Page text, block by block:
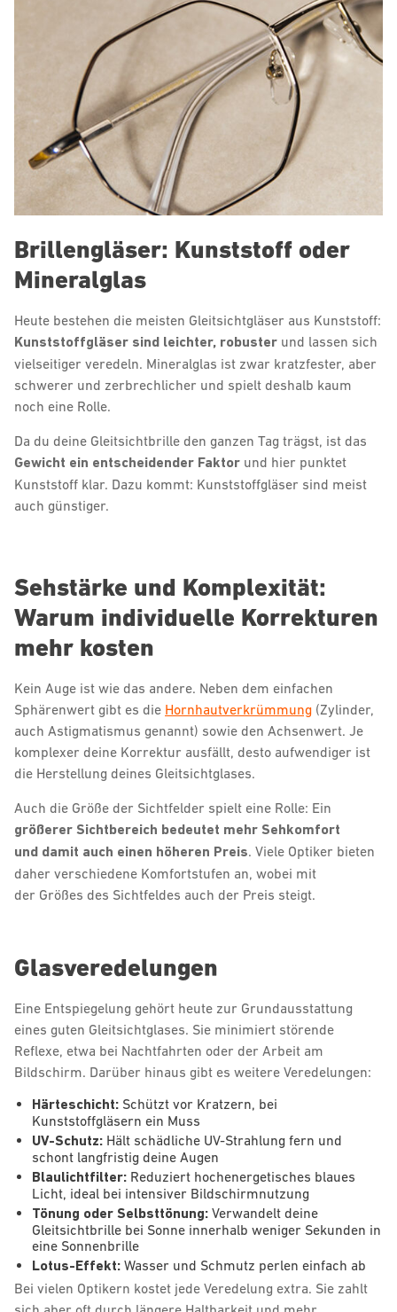
Brillengläser: Kunststoff oder
Mineralglas
Heute bestehen die meisten Gleitsichtgläser aus Kunststoff:
Kunststoffgläser sind leichter, robuster und lassen sich
vielseitiger veredeln. Mineralglas ist zwar kratzfester, aber
schwerer und zerbrechlicher und spielt deshalb kaum
noch eine Rolle.
Da du deine Gleitsichtbrille den ganzen Tag trägst, ist das
Gewicht ein entscheidender Faktor und hier punktet
Kunststoff klar. Dazu kommt: Kunststoffgläser sind meist
auch günstiger.
Sehstärke und Komplexität:
Warum individuelle Korrekturen
mehr kosten
Kein Auge ist wie das andere. Neben dem einfachen
Sphärenwert gibt es die Hornhautverkrümmung (Zylinder,
auch Astigmatismus genannt) sowie den Achsenwert. Je
komplexer deine Korrektur ausfällt, desto aufwendiger ist
die Herstellung deines Gleitsichtglases.
Auch die Größe der Sichtfelder spielt eine Rolle: Ein
größerer Sichtbereich bedeutet mehr Sehkomfort
und damit auch einen höheren Preis. Viele Optiker bieten
daher verschiedene Komfortstufen an, wobei mit
der Größes des Sichtfeldes auch der Preis steigt.
Glasveredelungen
Eine Entspiegelung gehört heute zur Grundausstattung
eines guten Gleitsichtglases. Sie minimiert störende
Reflexe, etwa bei Nachtfahrten oder der Arbeit am
Bildschirm. Darüber hinaus gibt es weitere Veredelungen:
Härteschicht: Schützt vor Kratzern, bei
Kunststoffgläsern ein Muss
UV-Schutz: Hält schädliche UV-Strahlung fern und
schont langfristig deine Augen
Blaulichtfilter: Reduziert hochenergetisches blaues
Licht, ideal bei intensiver Bildschirmnutzung
Tönung oder Selbsttönung: Verwandelt deine
Gleitsichtbrille bei Sonne innerhalb weniger Sekunden in
eine Sonnenbrille
Lotus-Effekt: Wasser und Schmutz perlen einfach ab
Bei vielen Optikern kostet jede Veredelung extra. Sie zahlt